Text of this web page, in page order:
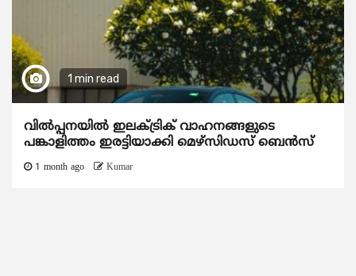
1 min read
വിൽപ്പനയിൽ ഇലക്ട്രിക് വാഹനങ്ങളുടെ
പങ്കാളിത്തം ഇരട്ടിയാക്കി മെഴ്‌സിഡസ് ബെൻസ്
1 month ago Kumar